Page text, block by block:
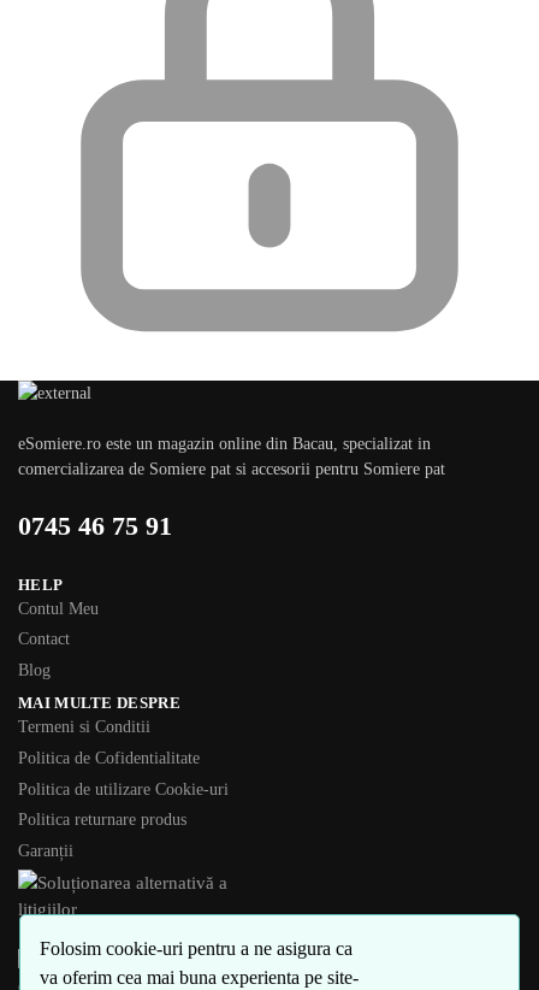
Folosim cookie-uri pentru a ne asigura ca
va oferim cea mai buna experienta pe site-
eSomiere.ro este un magazin online din Bacau, specializat in
comercializarea de Somiere pat si accesorii pentru Somiere pat
0745 46 75 91
HELP
Contul Meu
Contact
Blog
MAI MULTE DESPRE
Termeni si Conditii
Politica de Cofidentialitate
Politica de utilizare Cookie-uri
Politica returnare produs
Garanții